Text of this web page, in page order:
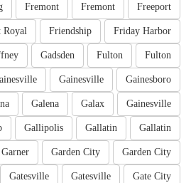
Freeport
Fremont
Fremont
Friday Harbor
Friendship
Royal
Fulton
Fulton
Gadsden
Gainesboro
Gainesville
Gainesville
Galax
Galena
Gallatin
Gallatin
Gallipolis
Garden City
Garden City
Garner
Gate City
Gatesville
Gatesville